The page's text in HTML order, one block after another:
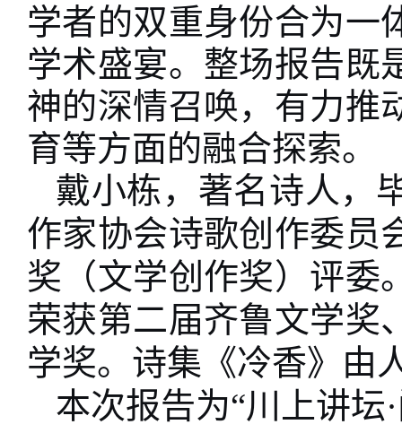
学者的双重身份合为一
学术盛宴。整场报告既
神的深情召唤，有力推
育等方面的融合探索。
戴小栋，著名诗人，
作家协会诗歌创作委员
奖（文学创作奖）评委
荣获第二届齐鲁文学奖
学奖。诗集《冷香》由
本次报告为“川上讲坛